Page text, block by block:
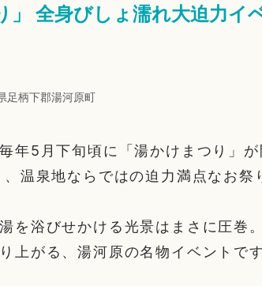
」 全身びしょ濡れ大迫力イ
足柄下郡湯河原町
年5月下旬頃に「湯かけまつり」が
温泉地ならではの迫力満点なお祭
を浴びせかける光景はまさに圧巻
上がる、湯河原の名物イベントです